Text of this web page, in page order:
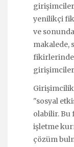
yenilikçi
ve
makalede,
"sosyal
olabilir. Bu
işletme
çözüm